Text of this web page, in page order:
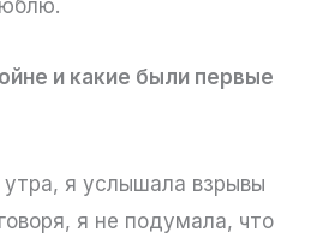
и какие были первые
я услышала взрывы
я не подумала, что